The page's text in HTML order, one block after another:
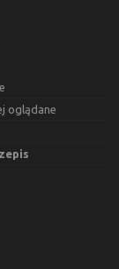
oglądane